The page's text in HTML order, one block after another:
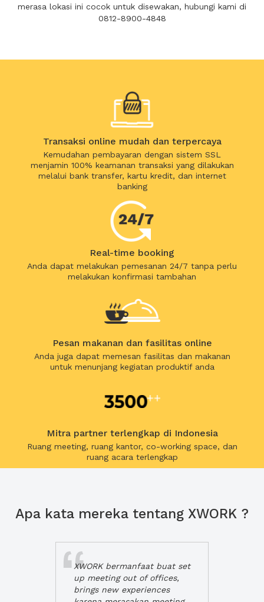
merasa lokasi ini cocok untuk disewakan, hubungi kami di
0812-8900-4848
Transaksi online mudah dan terpercaya
Kemudahan pembayaran dengan sistem SSL
menjamin 100% keamanan transaksi yang dilakukan
melalui bank transfer, kartu kredit, dan internet
banking
Real-time booking
Anda dapat melakukan pemesanan 24/7 tanpa perlu
melakukan konfirmasi tambahan
Pesan makanan dan fasilitas online
Anda juga dapat memesan fasilitas dan makanan
untuk menunjang kegiatan produktif anda
Mitra partner terlengkap di Indonesia
Ruang meeting, ruang kantor, co-working space, dan
ruang acara terlengkap
Apa kata mereka tentang XWORK ?
XWORK bermanfaat buat set
up meeting out of offices,
brings new experiences